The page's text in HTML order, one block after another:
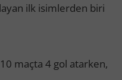
ilk isimlerden biri
10 maçta 4 gol atarken,